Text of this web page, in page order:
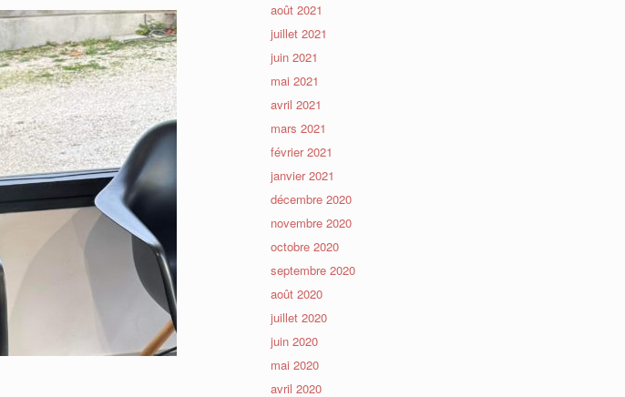
août 2021
juillet 2021
juin 2021
mai 2021
avril 2021
mars 2021
février 2021
janvier 2021
décembre 2020
novembre 2020
octobre 2020
septembre 2020
août 2020
juillet 2020
juin 2020
mai 2020
avril 2020